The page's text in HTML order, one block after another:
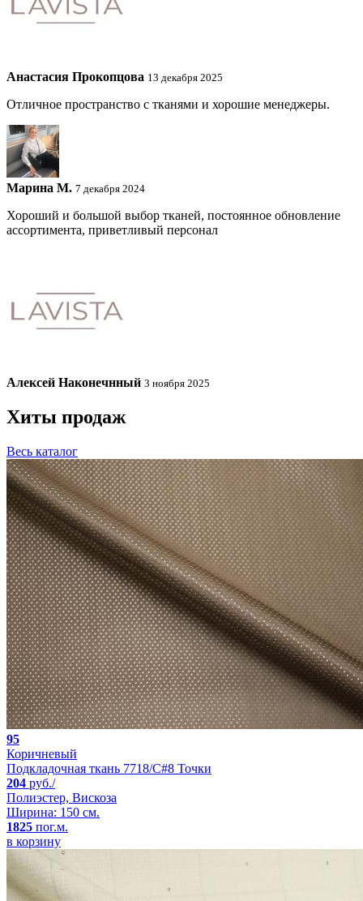
Анастасия Прокопцова 13 декабря 2025
Отличное пространство с тканями и хорошие менеджеры.
Марина М. 7 декабря 2024
Хороший и большой выбор тканей, постоянное обновление
ассортимента, приветливый персонал
Алексей Наконечнный 3 ноября 2025
Хиты продаж
Весь каталог
95
Коричневый
Подкладочная ткань 7718/C#8 Точки
204 руб./
Полиэстер, Вискоза
Ширина: 150 см.
1825 пог.м.
в корзину